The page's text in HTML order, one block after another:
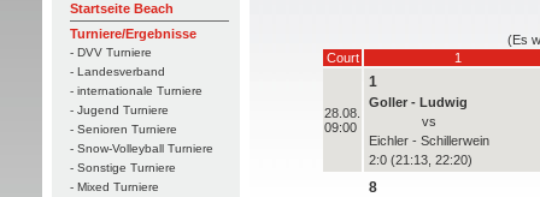
Startseite Beach
Turniere/Ergebnisse
- DVV Turniere
- Landesverband
- internationale Turniere
- Jugend Turniere
- Senioren Turniere
- Snow-Volleyball Turniere
- Sonstige Turniere
- Mixed Turniere
(Es
Court
1
28.08.
09:00
1
Goller - Ludwig
vs
Eichler - Schillerwein
2:0 (21:13, 22:20)
8